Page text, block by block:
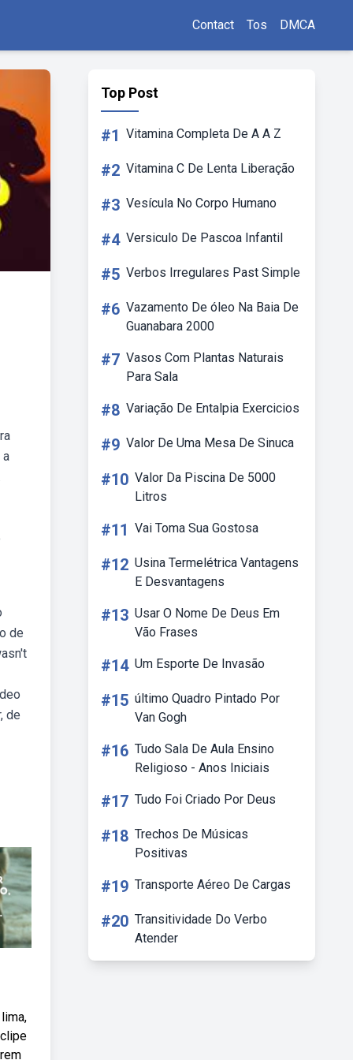
Contact Tos DMCA
a
de
de
Top Post
#1 Vitamina Completa De A A Z
#2 Vitamina C De Lenta Liberação
#3 Vesícula No Corpo Humano
#4 Versiculo De Pascoa Infantil
#5 Verbos Irregulares Past Simple
#6 Vazamento De óleo Na Baia De
Guanabara 2000
#7 Vasos Com Plantas Naturais
Para Sala
#8 Variação De Entalpia Exercicios
#9 Valor De Uma Mesa De Sinuca
#10 Valor Da Piscina De 5000
Litros
#11 Vai Toma Sua Gostosa
#12 Usina Termelétrica Vantagens
E Desvantagens
#13 Usar O Nome De Deus Em
Vão Frases
#14 Um Esporte De Invasão
#15 último Quadro Pintado Por
Van Gogh
#16 Tudo Sala De Aula Ensino
Religioso - Anos Iniciais
#17 Tudo Foi Criado Por Deus
#18 Trechos De Músicas
Positivas
#19 Transporte Aéreo De Cargas
#20 Transitividade Do Verbo
Atender